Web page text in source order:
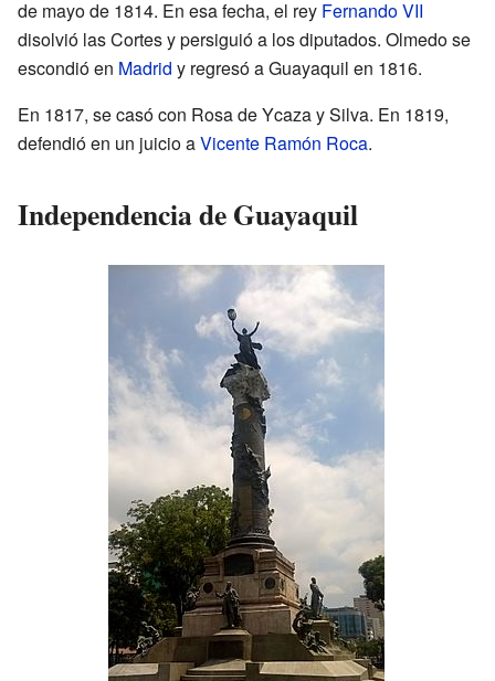
de mayo de 1814. En esa fecha, el rey Fernando VII
disolvió las Cortes y persiguió a los diputados. Olmedo se
escondió en Madrid y regresó a Guayaquil en 1816.
En 1817, se casó con Rosa de Ycaza y Silva. En 1819,
defendió en un juicio aVicente Ramón Roca.
Independencia de Guayaquil